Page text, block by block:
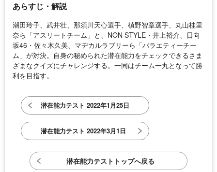
あらすじ・解説
潮田玲子、武井壮、那須川天心選手、槙野智章選手、丸山桂里
奈ら「アスリートチーム」と、NON STYLE・井上裕介、日向
坂46・佐々木久美、マヂカルラブリーら「バラエティーチー
ム」が対決。自身の秘められた潜在能力をチェックできるさま
ざまなクイズにチャレンジする。一同はチーム一丸となって勝
利を目指す。
潜在能力テスト 2022年1月25日
潜在能力テスト 2022年3月1日
潜在能力テストトップへ戻る